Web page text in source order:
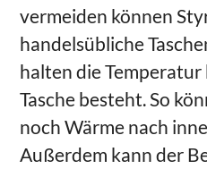
vermeiden können
handelsübliche
halten die
Tasche besteht. So
noch Wärme nach
Außerdem kann der